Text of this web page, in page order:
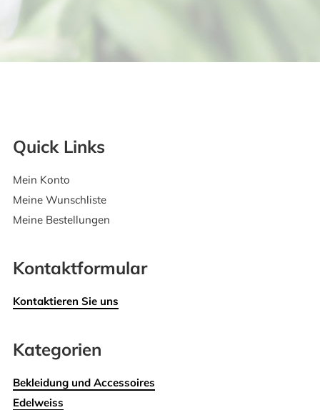
Quick Links
Mein Konto
Meine Wunschliste
Meine Bestellungen
Kontaktformular
Kontaktieren Sie uns
Kategorien
Bekleidung und Accessoires
Edelweiss